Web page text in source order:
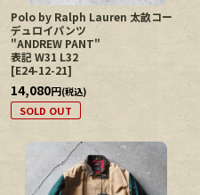
Polo by Ralph Lauren 太畝コー
デュロイパンツ
"ANDREW PANT"
表記 W31 L32
[E24-12-21]
14,080円(税込)
SOLD OUT